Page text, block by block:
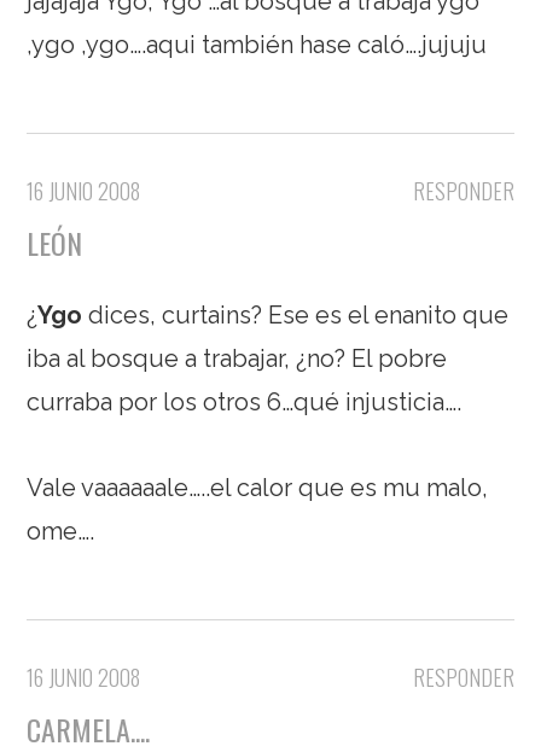
,ygo ,ygo….aqui también hase caló….jujuju
RESPONDER
16 JUNIO 2008
LEÓN
¿Ygo dices, curtains? Ese es el enanito que
iba al bosque a trabajar, ¿no? El pobre
curraba por los otros 6…qué injusticia….
Vale vaaaaaale…..el calor que es mu malo,
ome….
RESPONDER
16 JUNIO 2008
CARMELA....